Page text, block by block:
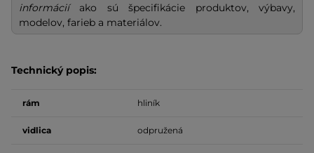
informáciíako sú špecifikácie produktov, výbavy,
modelov, farieb a materiálov.
Technický popis:
rám hliník
vidlica odpružená